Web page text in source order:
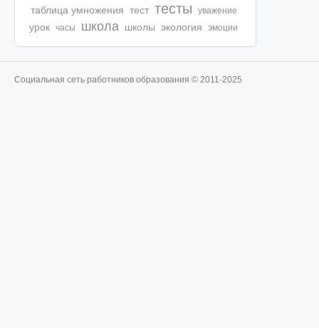
таблица умножения тест тесты уважение
урок часы школа школы экология эмоции
Социальная сеть работников образования © 2011-2025